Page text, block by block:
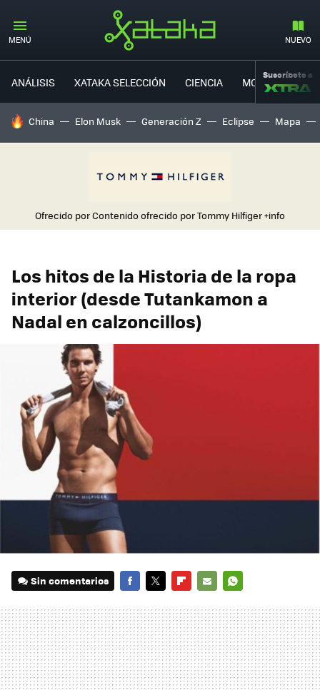
MENÚ NUEVO
ANÁLISIS XATAKA SELECCIÓN CIENCIA MOVILIDAD
Suscríbete a
HOY SE HABLA DE
China Elon Musk Generación Z Eclipse Mapa
Ofrecido por Contenido ofrecido por Tommy Hilfiger+info
Los hitos de la Historia de la ropa
interior (desde Tutankamon a
Nadal en calzoncillos)
Sin comentarios
MAIL